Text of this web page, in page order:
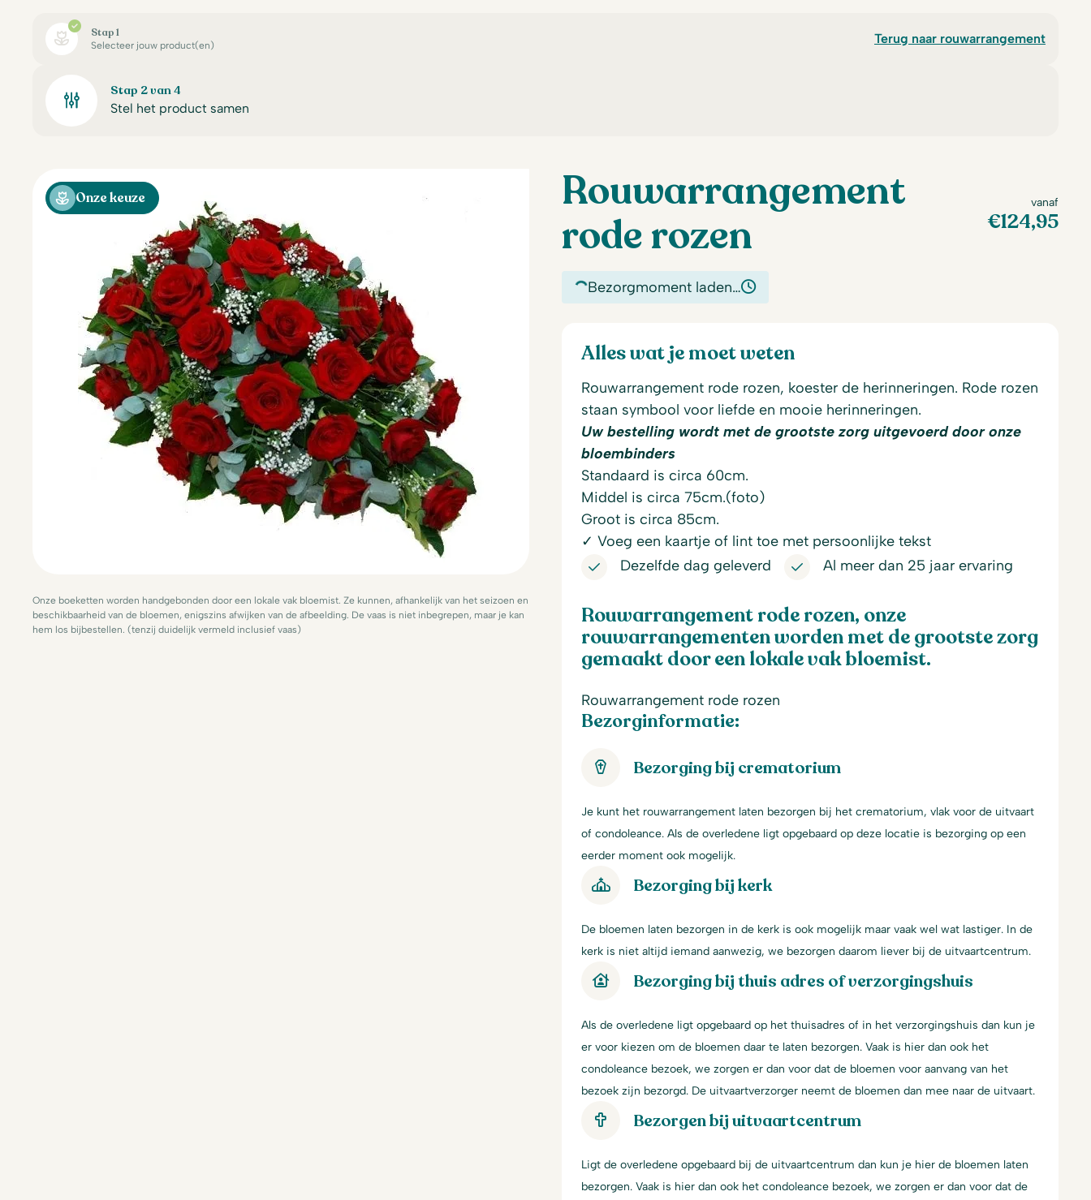
Stap 1
Selecteer jouw product(en) Terug naar rouwarrangement
Stap 2 van 4
Stel het product samen
Onze keuze
Onze boeketten worden handgebonden door een lokale vak bloemist. Ze kunnen, afhankelijk van het seizoen en
beschikbaarheid van de bloemen, enigszins afwijken van de afbeelding. De vaas is niet inbegrepen, maar je kan
hem los bijbestellen. (tenzij duidelijk vermeld inclusief vaas)
Rouwarrangement
rode rozen
vanaf
€124,95
Bezorgmoment laden…
Alles wat je moet weten
Rouwarrangement rode rozen, koester de herinneringen. Rode rozen
staan symbool voor liefde en mooie herinneringen.
Uw bestelling wordt met de grootste zorg uitgevoerd door onze
bloembinders
Standaard is circa 60cm.
Middel is circa 75cm.(foto)
Groot is circa 85cm.
✓ Voeg een kaartje of lint toe met persoonlijke tekst
Dezelfde dag geleverd
Al meer dan 25 jaar ervaring
Rouwarrangement rode rozen, onze
rouwarrangementen worden met de grootste zorg
gemaakt door een lokale vak bloemist.
Rouwarrangement rode rozen
Bezorginformatie:
Bezorging bij crematorium
Je kunt het rouwarrangement laten bezorgen bij het crematorium, vlak voor de uitvaart
of condoleance. Als de overledene ligt opgebaard op deze locatie is bezorging op een
eerder moment ook mogelijk.
Bezorging bij kerk
De bloemen laten bezorgen in de kerk is ook mogelijk maar vaak wel wat lastiger. In de
kerk is niet altijd iemand aanwezig, we bezorgen daarom liever bij de uitvaartcentrum.
Bezorging bij thuis adres of verzorgingshuis
Als de overledene ligt opgebaard op het thuisadres of in het verzorgingshuis dan kun je
er voor kiezen om de bloemen daar te laten bezorgen. Vaak is hier dan ook het
condoleance bezoek, we zorgen er dan voor dat de bloemen voor aanvang van het
bezoek zijn bezorgd. De uitvaartverzorger neemt de bloemen dan mee naar de uitvaart.
Bezorgen bij uitvaartcentrum
Ligt de overledene opgebaard bij de uitvaartcentrum dan kun je hier de bloemen laten
bezorgen. Vaak is hier dan ook het condoleance bezoek, we zorgen er dan voor dat de